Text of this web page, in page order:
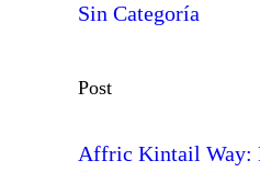
Sin Categoría
Post
Affric Kintail Way: